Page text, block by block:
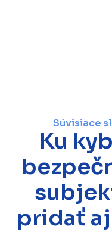
Súvisiace
Ku
pridať